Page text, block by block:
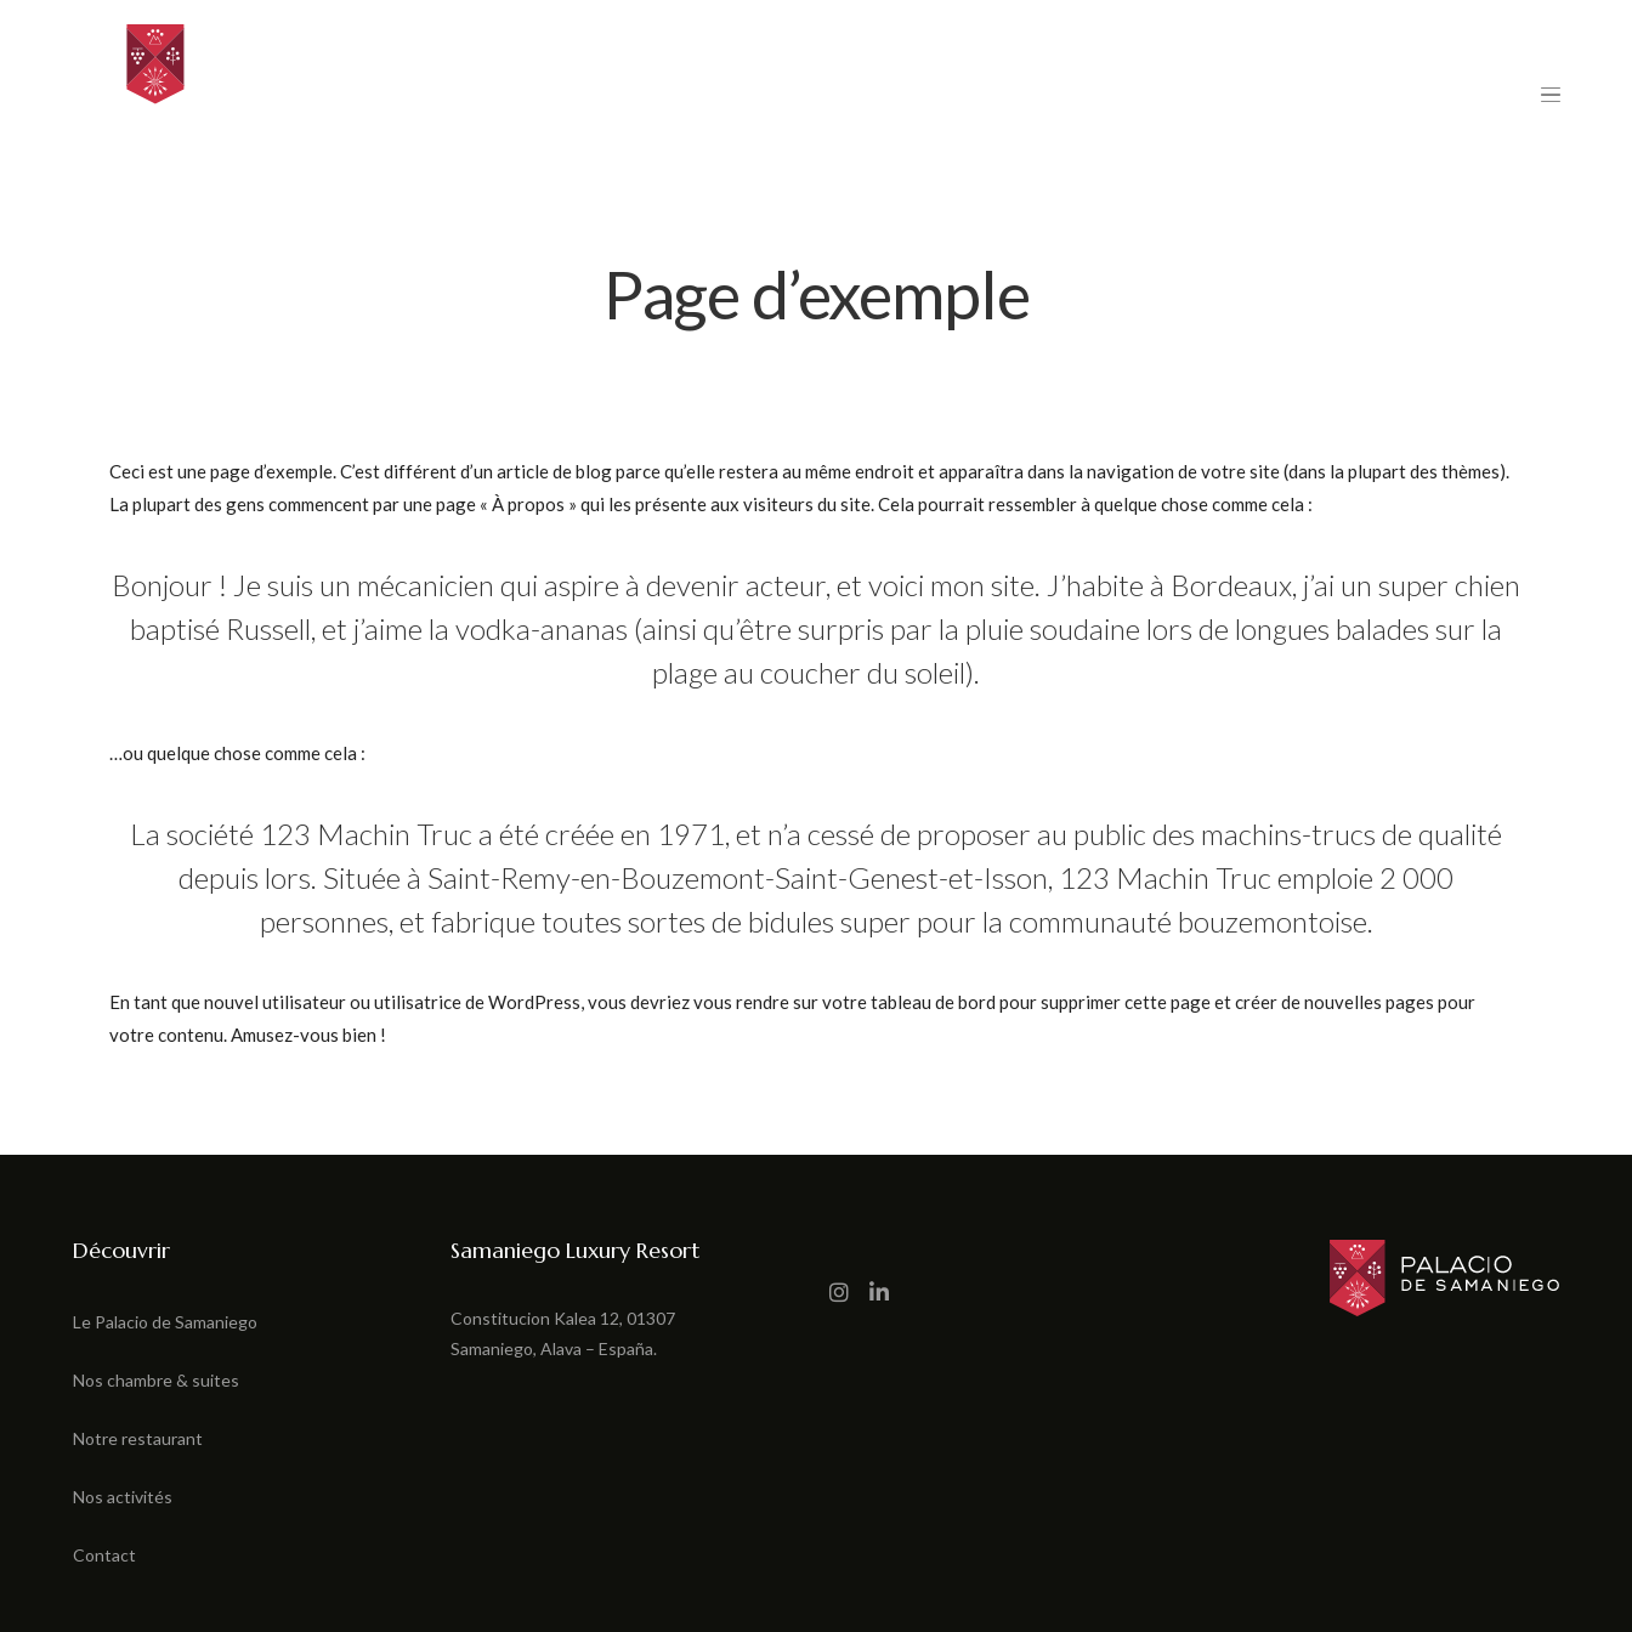
Page d’exemple
Ceci est une page d’exemple. C’est différent d’un article de blog parce qu’elle restera au même endroit et apparaîtra dans la navigation de votre site (dans la plupart des thèmes).
La plupart des gens commencent par une page « À propos » qui les présente aux visiteurs du site. Cela pourrait ressembler à quelque chose comme cela :
Bonjour ! Je suis un mécanicien qui aspire à devenir acteur, et voici mon site. J’habite à Bordeaux, j’ai un super chien
baptisé Russell, et j’aime la vodka-ananas (ainsi qu’être surpris par la pluie soudaine lors de longues balades sur la
plage au coucher du soleil).
…ou quelque chose comme cela :
La société 123 Machin Truc a été créée en 1971, et n’a cessé de proposer au public des machins-trucs de qualité
depuis lors. Située à Saint-Remy-en-Bouzemont-Saint-Genest-et-Isson, 123 Machin Truc emploie 2 000
personnes, et fabrique toutes sortes de bidules super pour la communauté bouzemontoise.
En tant que nouvel utilisateur ou utilisatrice de WordPress, vous devriez vous rendre survotre tableau de bord pour supprimer cette page et créer de nouvelles pages pour
votre contenu. Amusez-vous bien !
Découvrir
Le Palacio de Samaniego
Nos chambre & suites
Notre restaurant
Nos activités
Contact
Samaniego Luxury Resort
Constitucion Kalea 12, 01307
Samaniego, Alava – España.